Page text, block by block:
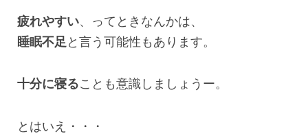
疲れやすい、ってときなんかは、
睡眠不足 と言う可能性もあります。
十分に寝ることも意識しましょうー。
とはいえ・・・